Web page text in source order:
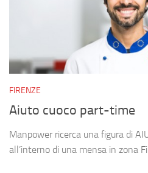
FIRENZE
Aiuto cuoco part-time
Manpower ricerca una figura di
all’interno di una mensa in zona